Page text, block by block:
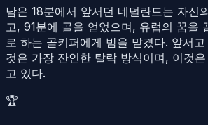
남은 18분에서 앞서던 네덜란드는 자신
고, 91분에 골을 얻었으며, 유럽의 꿈을
로 하는 골키퍼에게 밤을 맡겼다. 앞서
것은 가장 잔인한 탈락 방식이며, 이것
고 있다.
🏆